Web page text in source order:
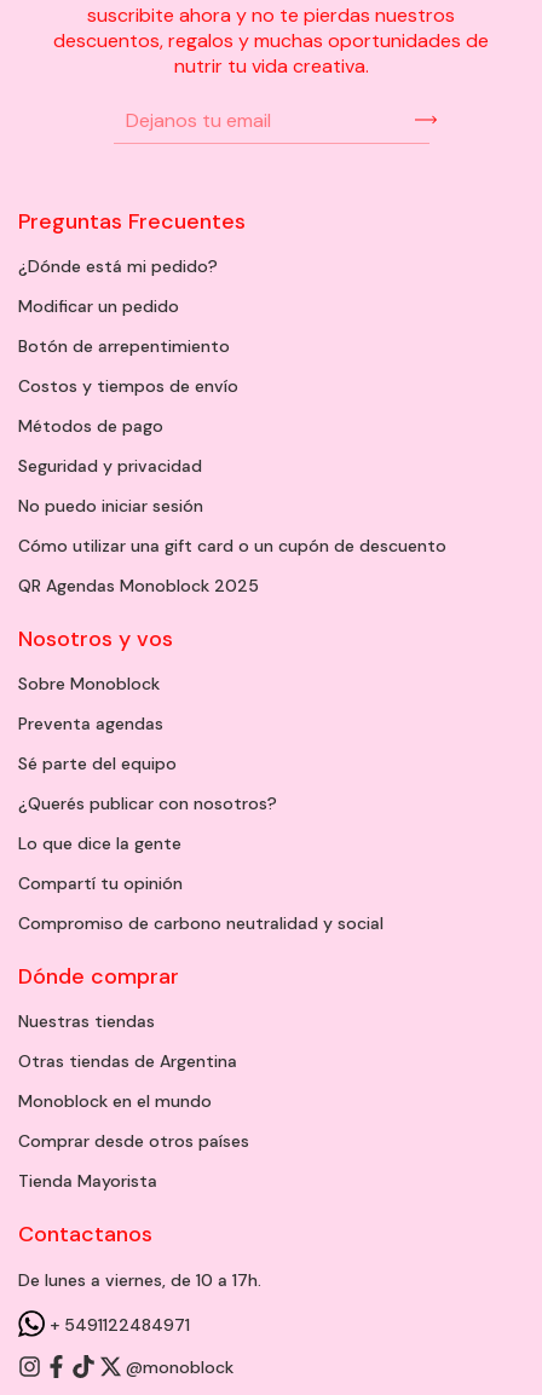
suscribite ahora y no te pierdas nuestros
descuentos, regalos y muchas oportunidades de
nutrir tu vida creativa.
Preguntas Frecuentes
¿Dónde está mi pedido?
Modificar un pedido
Botón de arrepentimiento
Costos y tiempos de envío
Métodos de pago
Seguridad y privacidad
No puedo iniciar sesión
Cómo utilizar una gift card o un cupón de descuento
QR Agendas Monoblock 2025
Nosotros y vos
Sobre Monoblock
Preventa agendas
Sé parte del equipo
¿Querés publicar con nosotros?
Lo que dice la gente
Compartí tu opinión
Compromiso de carbono neutralidad y social
Dónde comprar
Nuestras tiendas
Otras tiendas de Argentina
Monoblock en el mundo
Comprar desde otros países
Tienda Mayorista
Contactanos
De lunes a viernes, de 10 a 17h.
+ 5491122484971
@monoblock